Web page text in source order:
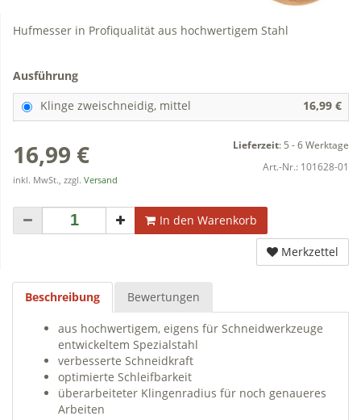
Hufmesser in Profiqualität aus hochwertigem Stahl
Ausführung
Klinge zweischneidig, mittel
16,99 €
16,99 €
inkl. MwSt., zzgl. Versand
Lieferzeit: 5 - 6 Werktage
Art.-Nr.: 101628-01
In den Warenkorb
Merkzettel
Beschreibung Bewertungen
aus hochwertigem, eigens für Schneidwerkzeuge
entwickeltem Spezialstahl
verbesserte Schneidkraft
optimierte Schleifbarkeit
überarbeiteter Klingenradius für noch genaueres
Arbeiten